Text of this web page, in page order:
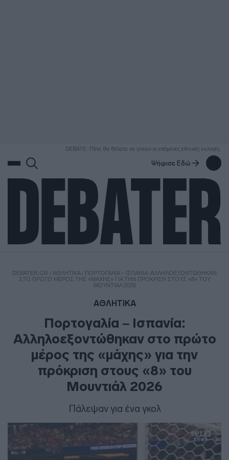
DEBATE: Πότε θα θέλατε να γίνουν οι επόμενες εθνικές εκλογές;
Ψήφισε Εδώ
DEBATER.GR / ΑΘΛΗΤΙΚΑ/ ΠΟΡΤΟΓΑΛΊΑ – ΙΣΠΑΝΊΑ: ΑΛΛΗΛΟΕΞΟΝΤΏΘΗΚΑΝ
ΣΤΟ ΠΡΏΤΟ ΜΈΡΟΣ ΤΗΣ «ΜΆΧΗΣ» ΓΙΑ ΤΗΝ ΠΡΌΚΡΙΣΗ ΣΤΟΥΣ «8» ΤΟΥ
ΜΟΥΝΤΙΆΛ 2026
ΑΘΛΗΤΙΚΑ
Πορτογαλία – Ισπανία:
Αλληλοεξοντώθηκαν στο πρώτο
μέρος της «μάχης» για την
πρόκριση στους «8» του
Μουντιάλ 2026
Πάλεψαν για ένα γκολ